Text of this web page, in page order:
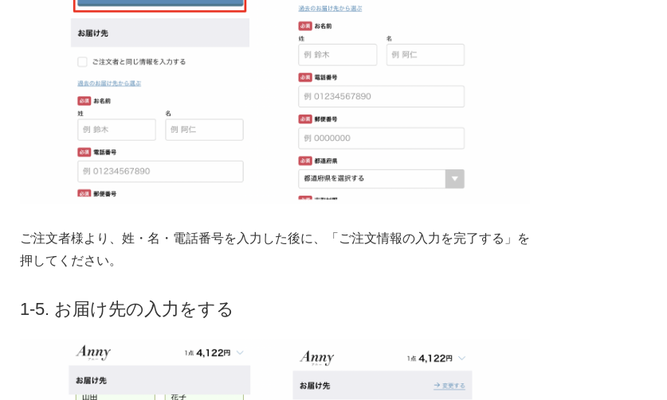
ご注文者様より、姓・名・電話番号を入力した後に、「ご注文情報の入力を完了する」を
押してください。
1-5. お届け先の入力をする